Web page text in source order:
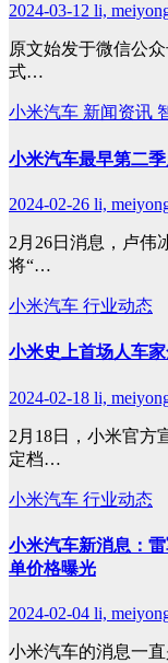
2024-03-12 li,
原文始发于微信公
式…
小米汽车 新闻资讯
小米汽车最早第二
2024-02-26 li,
2月26日消息，卢伟
将“…
小米汽车 行业动态
小米史上首场人车
2024-02-18 li,
2月18日，小米官方
定档…
小米汽车 行业动态
小米汽车新消息：
单价格曝光
2024-02-04 li,
小米汽车的消息一